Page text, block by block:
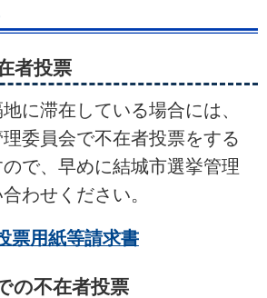
者投票
に滞在している場合には、
委員会で不在者投票をする
で、早めに結城市選挙管理
わせください。
票用紙等請求書
の不在者投票